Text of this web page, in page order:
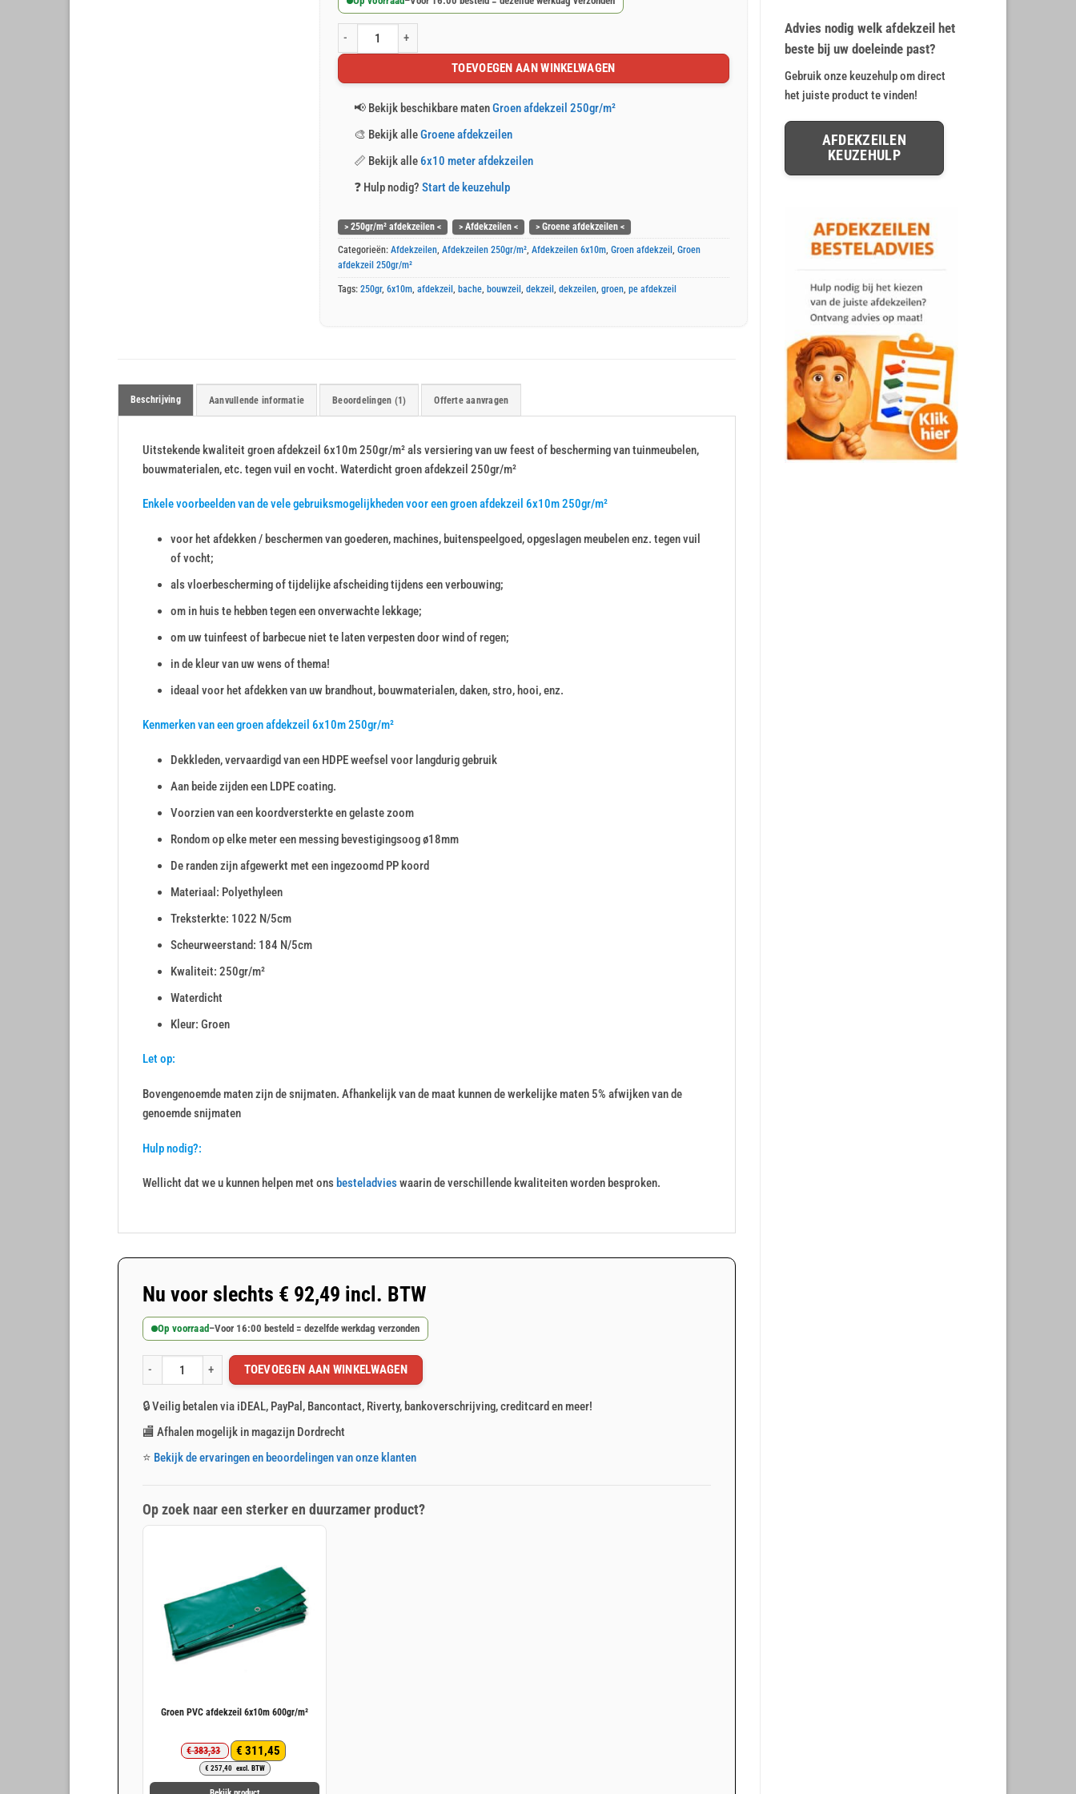
Advies nodig welk afdekzeil het
beste bij uw doeleinde past?
Gebruik onze keuzehulp om direct
het juiste product te vinden!
AFDEKZEILEN
KEUZEHULP
Groen afdekzeil 6x10m 250gr/m² aantal
TOEVOEGEN AAN WINKELWAGEN
📢 Bekijk beschikbare matenGroen afdekzeil 250gr/m²
🎨 Bekijk alleGroene afdekzeilen
📏 Bekijk alle6x10 meter afdekzeilen
❓ Hulp nodig? Start de keuzehulp
> 250gr/m² afdekzeilen < > Afdekzeilen < > Groene afdekzeilen <
Categorieën:Afdekzeilen,Afdekzeilen 250gr/m²,Afdekzeilen 6x10m,Groen afdekzeil,Groen
afdekzeil 250gr/m²
Tags:250gr,6x10m,afdekzeil, bache, bouwzeil,dekzeil,dekzeilen,groen,pe afdekzeil
Beschrijving Aanvullende informatie Beoordelingen (1) Offerte aanvragen
Uitstekende kwaliteit groen afdekzeil 6x10m 250gr/m² als versiering van uw feest of bescherming van tuinmeubelen,
bouwmaterialen, etc. tegen vuil en vocht. Waterdicht groen afdekzeil 250gr/m²
Enkele voorbeelden van de vele gebruiksmogelijkheden voor een groen afdekzeil 6x10m 250gr/m²
voor het afdekken / beschermen van goederen, machines, buitenspeelgoed, opgeslagen meubelen enz. tegen vuil
of vocht;
als vloerbescherming of tijdelijke afscheiding tijdens een verbouwing;
om in huis te hebben tegen een onverwachte lekkage;
om uw tuinfeest of barbecue niet te laten verpesten door wind of regen;
in de kleur van uw wens of thema!
ideaal voor het afdekken van uw brandhout, bouwmaterialen, daken, stro, hooi, enz.
Kenmerken van een groen afdekzeil 6x10m 250gr/m²
Dekkleden, vervaardigd van een HDPE weefsel voor langdurig gebruik
Aan beide zijden een LDPE coating.
Voorzien van een koordversterkte en gelaste zoom
Rondom op elke meter een messing bevestigingsoog ø18mm
De randen zijn afgewerkt met een ingezoomd PP koord
Materiaal: Polyethyleen
Treksterkte: 1022 N/5cm
Scheurweerstand: 184 N/5cm
Kwaliteit: 250gr/m²
Waterdicht
Kleur: Groen
Let op:
Bovengenoemde maten zijn de snijmaten. Afhankelijk van de maat kunnen de werkelijke maten 5% afwijken van de
genoemde snijmaten
Hulp nodig?:
Wellicht dat we u kunnen helpen met ons besteladvieswaarin de verschillende kwaliteiten worden besproken.
Nu voor slechts € 92,49 incl. BTW
Op voorraad–Voor 16:00 besteld = dezelfde werkdag verzonden
Groen afdekzeil 6x10m 250gr/m² aantalTOEVOEGEN AAN WINKELWAGEN
🔒 Veilig betalen via iDEAL, PayPal, Bancontact, Riverty, bankoverschrijving, creditcard en meer!
🏬 Afhalen mogelijk in magazijn Dordrecht
⭐ Bekijk de ervaringen en beoordelingen van onze klanten
Op zoek naar een sterker en duurzamer product?
Groen PVC afdekzeil 6x10m 600gr/m²
€383,33
Oorspronkelijke
prijs
€ 311,45
Huidige
prijs
€ 257,40 excl. BTW